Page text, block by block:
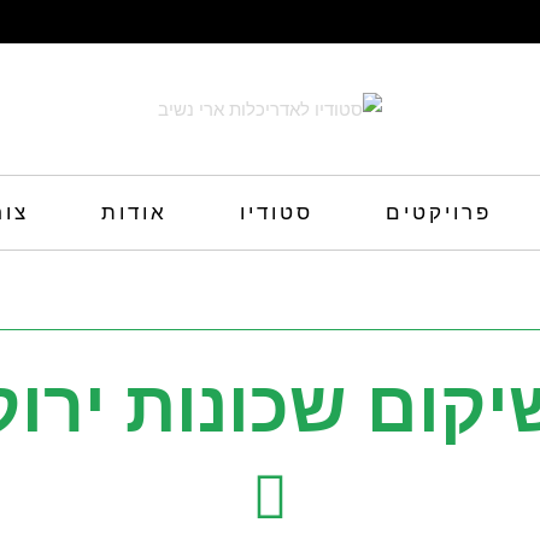
פרויקטים סטודיו אודות
שכונות